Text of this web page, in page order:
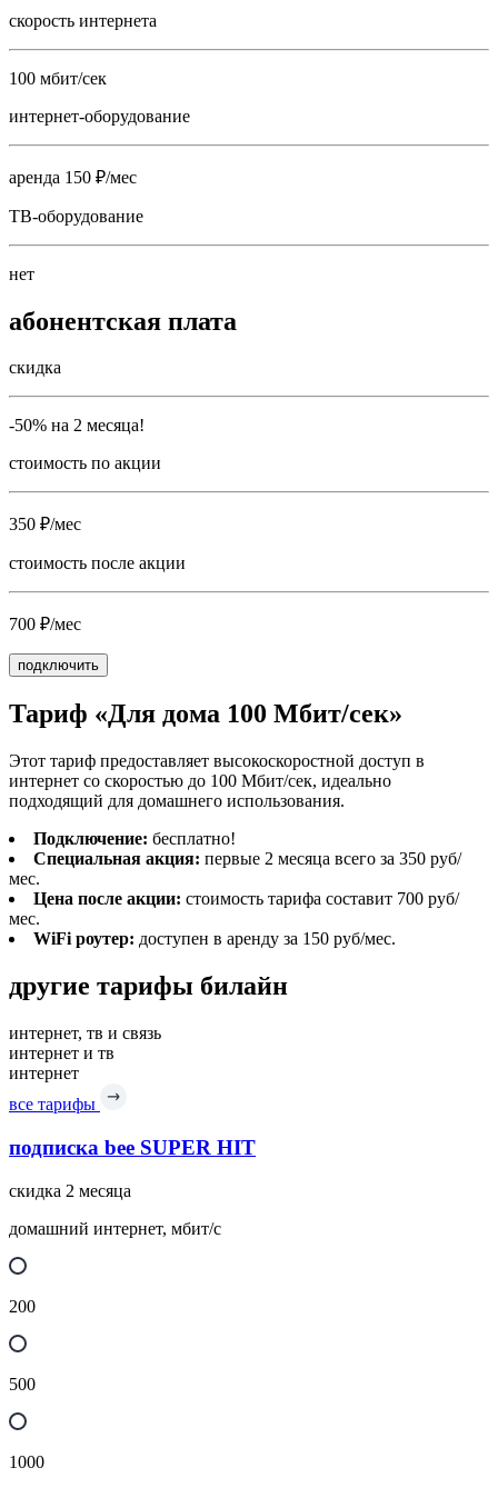
скорость интернета
100 мбит/сек
интернет-оборудование
аренда 150 ₽/мес
ТВ-оборудование
нет
абонентская плата
скидка
-50% на 2 месяца!
стоимость по акции
350 ₽/мес
стоимость после акции
700 ₽/мес
подключить
Тариф «Для дома 100 Мбит/сек»
Этот тариф предоставляет высокоскоростной доступ в
интернет со скоростью до 100 Мбит/сек, идеально
подходящий для домашнего использования.
Подключение: бесплатно!
Специальная акция: первые 2 месяца всего за 350 руб/
мес.
Цена после акции: стоимость тарифа составит 700 руб/
мес.
WiFi роутер: доступен в аренду за 150 руб/мес.
другие тарифы билайн
интернет, тв и связь
интернет и тв
интернет
все тарифы
подписка bee SUPER HIT
скидка 2 месяца
домашний интернет, мбит/с
200
500
1000